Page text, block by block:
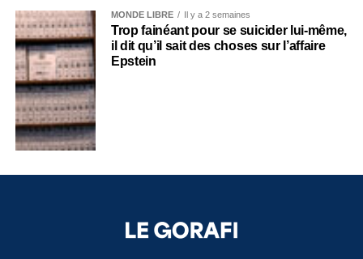
MONDE LIBRE Il y a 2 semaines
Trop fainéant pour se suicider lui-même,
il dit qu’il sait des choses sur l’affaire
Epstein